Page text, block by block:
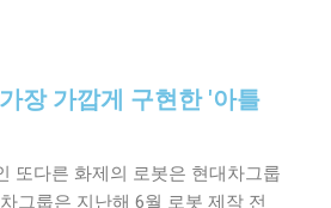
장 가깝게 구현한 '아틀
또다른 화제의 로봇은 현대차그룹
그룹은 지난해 6월 로봇 제작 전